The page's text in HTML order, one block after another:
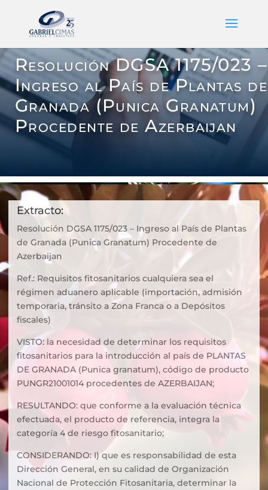
Resolución DGSA 1175/023 –
Ingreso al País de Plantas de
Granada (Punica Granatum)
Procedente de Azerbaijan
Extracto:
Resolución DGSA 1175/023 – Ingreso al País de Plantas
de Granada (Punica Granatum) Procedente de
Azerbaijan
Ref.: Requisitos fitosanitarios cualquiera sea el
régimen aduanero aplicable (importación, admisión
temporaria, tránsito a Zona Franca o a Depósitos
fiscales)
VISTO: la necesidad de determinar los requisitos
fitosanitarios para la introducción al país de PLANTAS
DE GRANADA (Punica granatum), código de producto
PUNGR21001014 procedentes de AZERBAIJAN;
RESULTANDO: que conforme a la evaluación técnica
efectuada, el producto de referencia, integra la
categoría 4 de riesgo fitosanitario;
CONSIDERANDO: I) que es responsabilidad de esta
Dirección General, en su calidad de Organización
Nacional de Protección Fitosanitaria, determinar la